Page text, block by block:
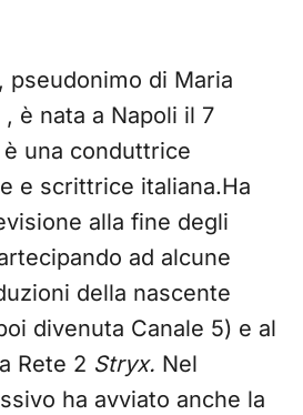
, pseudonimo di Maria
, è nata a Napoli il 7
è una conduttrice
e scrittrice italiana.Ha
alla fine degli
ad alcune
della nascente
divenuta Canale 5) e al
Rete 2 Stryx. Nel
ha avviato anche la